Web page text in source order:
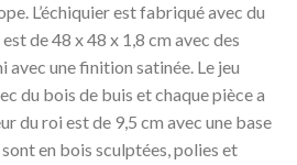
L’échiquier est fabriqué avec du
de 48 x 48 x 1,8 cm avec des
avec une finition satinée. Le jeu
du bois de buis et chaque pièce a
du roi est de 9,5 cm avec une base
en bois sculptées, polies et